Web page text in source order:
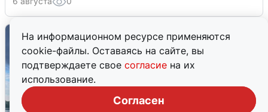
На информационном ресурсе применяются
cookie-файлы. Оставаясь на сайте, вы
подтверждаете свое согласие на их
использование.
Согласен